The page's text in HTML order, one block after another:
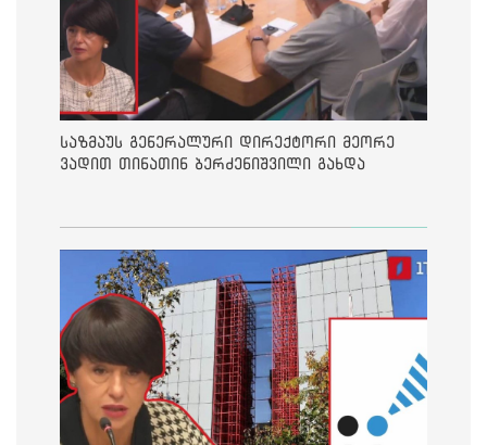
საზმაუს გენერალური დირექტორი მეორე
ვადით თინათინ ბერძენიშვილი გახდა